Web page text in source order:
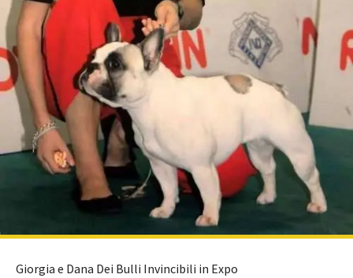
Giorgia e Dana Dei Bulli Invincibili in Expo